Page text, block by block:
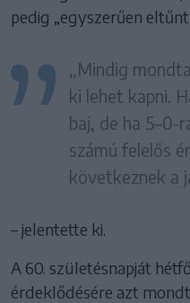
pedig „egyszerűen
„Mindig
ki lehet kapni.
baj, de ha 5–0-
számú felelős
következnek a
– jelentette ki.
A 60. születésnapját
érdeklődésére azt